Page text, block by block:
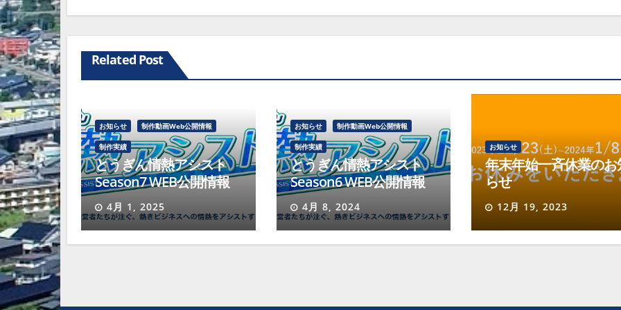
ビ
ー
シ
ョ
ン
Related Post
お知らせ 制作動画Web公開情報
制作実績
とうぎん情熱アシスト
Season7 WEB公開情報
4月 1, 2025
お知らせ 制作動画Web公開情報
制作実績
とうぎん情熱アシスト
Season6 WEB公開情報
4月 8, 2024
お知らせ
年末年始一斉休業のお
らせ
12月 19, 2023